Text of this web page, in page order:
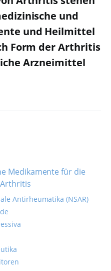
und
und Heilmittel
Form der Arthritis
Arzneimittel
Medikamente für die
Antirheumatika (NSAR)